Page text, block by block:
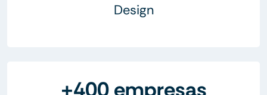
Design
+400 empresas